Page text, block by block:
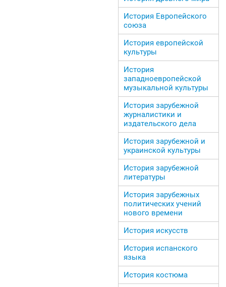
История Европейского
союза
История европейской
культуры
История
западноевропейской
музыкальной культуры
История зарубежной
журналистики и
издательского дела
История зарубежной и
украинской культуры
История зарубежной
литературы
История зарубежных
политических учений
нового времени
История искусств
История испанского
языка
История костюма